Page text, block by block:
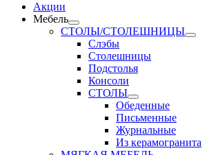
Акции
Мебель
СТОЛЫ/СТОЛЕШНИЦЫ
Слэбы
Столешницы
Подстолья
Консоли
СТОЛЫ
Обеденные
Письменные
Журнальные
Из керамогранита